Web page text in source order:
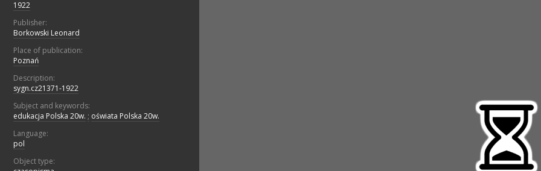
1922
Publisher:
Borkowski Leonard
Place of publication:
Poznań
Description:
sygn.cz21371-1922
Subject and keywords:
edukacja Polska 20w. ; oświata Polska 20w.
Language:
pol
Object type: